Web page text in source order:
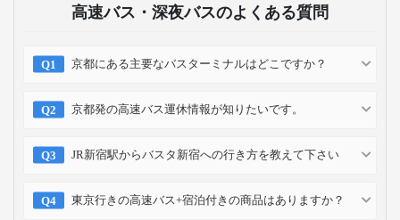
高速バス・深夜バスのよくある質問
京都にある主要なバスターミナルはどこですか？
京都発の高速バス運休情報が知りたいです。
JR新宿駅からバスタ新宿への行き方を教えて下さい
東京行きの高速バス+宿泊付きの商品はありますか？